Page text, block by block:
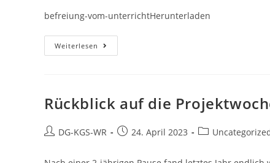
befreiung-vom-unterrichtHerunterladen
Weiterlesen
Rückblick auf die
DG-KGS-WR 24. April 2023